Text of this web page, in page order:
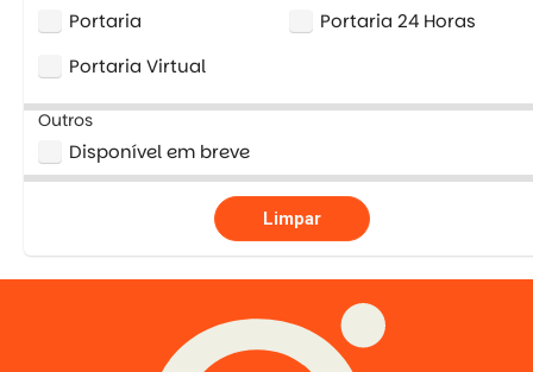
Portaria
Portaria 24 Horas
Portaria Virtual
Outros
Disponível em breve
Limpar